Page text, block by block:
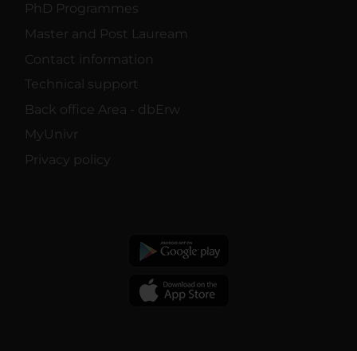
PhD Programmes
Master and Post Lauream
Contact information
Technical support
Back office Area - dbErw
MyUnivr
Privacy policy